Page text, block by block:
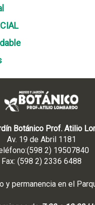
Botánico Prof. Atilio
Av. 19 de Abril 1181
2) 19507840
Fax: (598 2) 2336 6488
y permanencia en el